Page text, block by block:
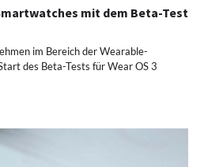
mit dem Beta-Test
im Bereich der Wearable-
des Beta-Tests für Wear OS 3